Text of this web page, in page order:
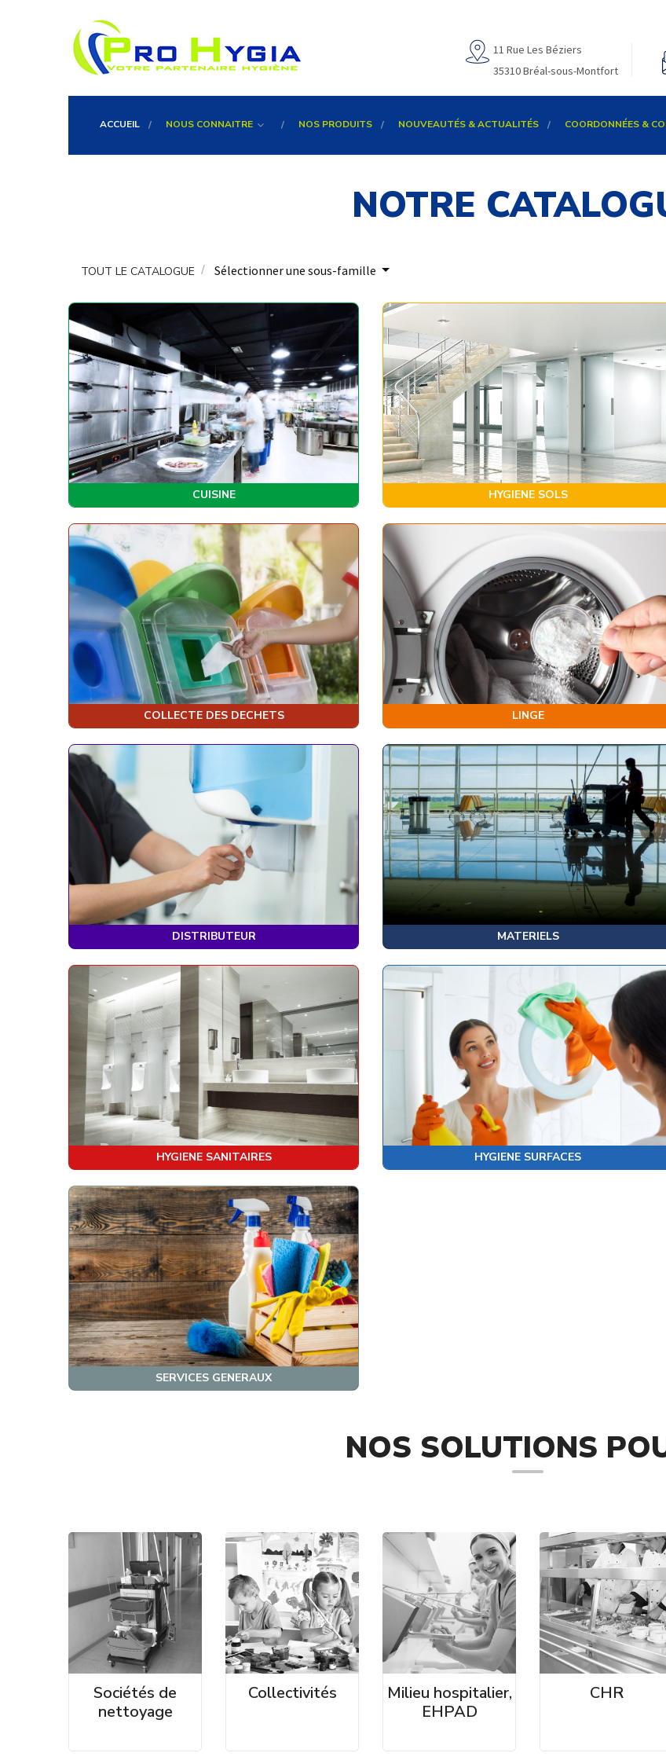
11 Rue Les Béziers
35310 Bréal-sous-Montfort
ACCUEIL NOUS CONNAITRE NOS PRODUITS NOUVEAUTÉS & ACTUALITÉS COORDONNÉES &
NOTRE
TOUT LE CATALOGUE Sélectionner une sous-famille
CUISINE HYGIENE SOLS
COLLECTE DES DECHETS LINGE
DISTRIBUTEUR MATERIELS
HYGIENE SANITAIRES HYGIENE SURFACES
SERVICES GENERAUX
NOS SOLUTIONS
Sociétés de
nettoyage
Collectivités
Milieu hospitalier,
EHPAD
CHR